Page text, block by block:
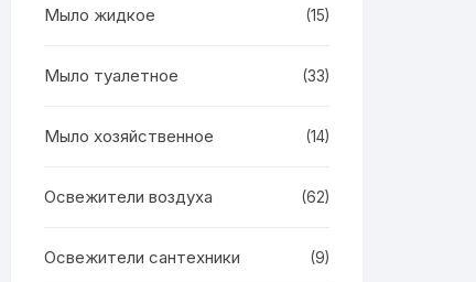
Мыло жидкое (15)
Мыло туалетное (33)
Мыло хозяйственное (14)
Освежители воздуха (62)
Освежители сантехники (9)